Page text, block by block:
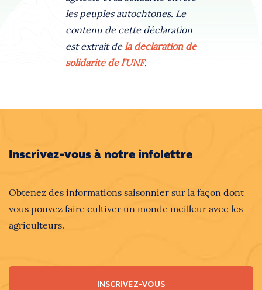
les peuples autochtones. Le
contenu de cette déclaration
est extrait dela déclaration de
solidarité de l’UNF.
Inscrivez-vous à notre infolettre
Obtenez des informations saisonnier sur la façon dont
vous pouvez faire cultiver un monde meilleur avec les
agriculteurs.
INSCRIVEZ-VOUS